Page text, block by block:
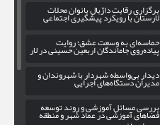
برگزاری رقابت داژبال بانوان محلات
لارستان با رویکرد پیشگیری اجتماعی
حماسه‌ای به وسعت عشق؛ روایت
پیاده‌روی جاماندگان اربعین حسینی در لار
دیدار بی‌واسطه شهردار با شهروندان و
مدیران دستگاه‌های اجرایی
بررسی مسائل آموزشی و روند توسعه
فضاهای آموزشی در عماد شهر و منطقه